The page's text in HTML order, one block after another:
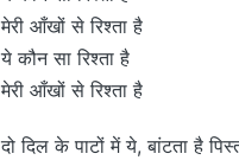
मेरी आँखों से रिश्ता है
ये कौन सा रिश्ता है
मेरी आँखों से रिश्ता है
दो दिल के पाटों में ये, बांटता है